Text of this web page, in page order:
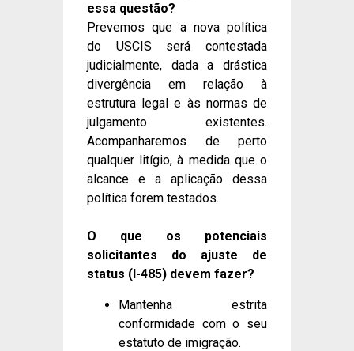
essa questão?
Prevemos que a nova política
do USCIS será contestada
judicialmente, dada a drástica
divergência em relação à
estrutura legal e às normas de
julgamento existentes.
Acompanharemos de perto
qualquer litígio, à medida que o
alcance e a aplicação dessa
política forem testados.
O que os potenciais
solicitantes do ajuste de
status (I-485) devem fazer?
Mantenha estrita
conformidade com o seu
estatuto de imigração.